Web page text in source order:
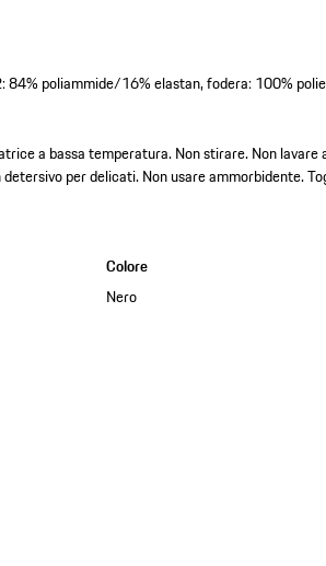
poliammide/16% elastan, fodera: 100%
a bassa temperatura. Non stirare. Non lavare
per delicati. Non usare ammorbidente.
Colore
Nero